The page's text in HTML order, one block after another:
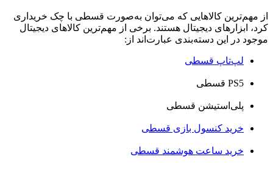
از مهم‌ترین کالاهایی که می‌توان به‌صورت قسطی با چک خریداری
کرد، ابزارهای دیجیتال هستند. برخی از مهم‌ترین کالاهای دیجیتال
موجود در این دسته‌بندی عبارت‌اند از:
لپ‌تاپ قسطی
PS5 قسطی
پلی‌استیشن قسطی
خرید کنسول بازی قسطی
خرید ساعت هوشمند قسطی